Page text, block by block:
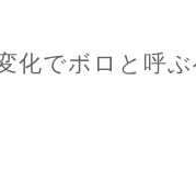
化でボロと呼